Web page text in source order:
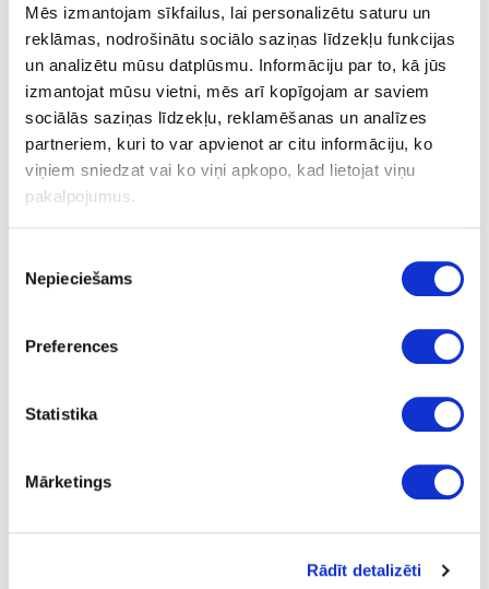
Mēs izmantojam sīkfailus, lai personalizētu saturu un
reklāmas, nodrošinātu sociālo saziņas līdzekļu funkcijas
un analizētu mūsu datplūsmu. Informāciju par to, kā jūs
izmantojat mūsu vietni, mēs arī kopīgojam ar saviem
sociālās saziņas līdzekļu, reklamēšanas un analīzes
partneriem, kuri to var apvienot ar citu informāciju, ko
viņiem sniedzat vai ko viņi apkopo, kad lietojat viņu
pakalpojumus.
izvēle
Nepieciešams
Preferences
Statistika
Mārketings
Rādīt detalizēti
Akumulatora ripzāģis TSC 55 Li REB-
Basic
Nosūtīt saiti uz produktu
REB-Basic